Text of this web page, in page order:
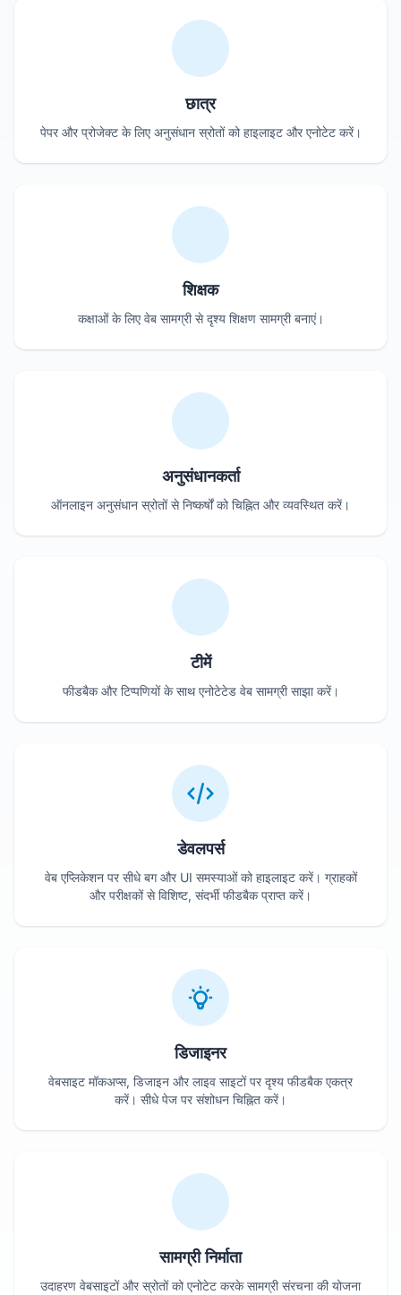
छात्र
पेपर और प्रोजेक्ट के लिए अनुसंधान स्रोतों को हाइलाइट और एनोटेट करें।
शिक्षक
कक्षाओं के लिए वेब सामग्री से दृश्य शिक्षण सामग्री बनाएं।
अनुसंधानकर्ता
ऑनलाइन अनुसंधान स्रोतों से निष्कर्षों को चिह्नित और व्यवस्थित करें।
टीमें
फीडबैक और टिप्पणियों के साथ एनोटेटेड वेब सामग्री साझा करें।
डेवलपर्स
वेब एप्लिकेशन पर सीधे बग और UI समस्याओं को हाइलाइट करें। ग्राहकों
और परीक्षकों से विशिष्ट, संदर्भी फीडबैक प्राप्त करें।
डिजाइनर
वेबसाइट मॉकअप्स, डिजाइन और लाइव साइटों पर दृश्य फीडबैक एकत्र
करें। सीधे पेज पर संशोधन चिह्नित करें।
सामग्री निर्माता
उदाहरण वेबसाइटों और स्रोतों को एनोटेट करके सामग्री संरचना की योजना